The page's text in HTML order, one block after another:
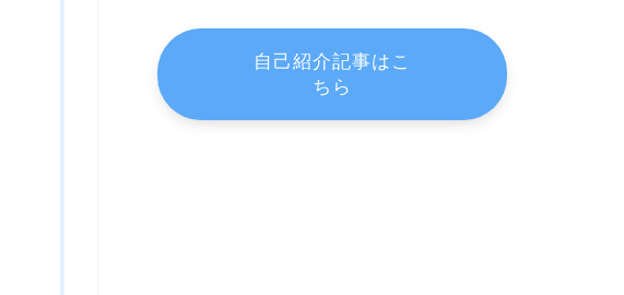
自己紹介記事はこ
ちら